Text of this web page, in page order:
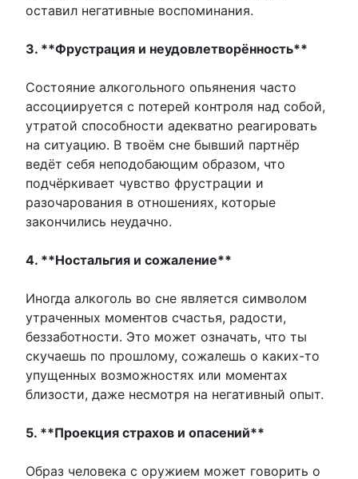
оставил негативные воспоминания.
3. **Фрустрация и неудовлетворённость**
Состояние алкогольного опьянения часто
ассоциируется с потерей контроля над собой,
утратой способности адекватно реагировать
на ситуацию. В твоём сне бывший партнёр
ведёт себя неподобающим образом, что
подчёркивает чувство фрустрации и
разочарования в отношениях, которые
закончились неудачно.
4. **Ностальгия и сожаление**
Иногда алкоголь во сне является символом
утраченных моментов счастья, радости,
беззаботности. Это может означать, что ты
скучаешь по прошлому, сожалешь о каких-то
упущенных возможностях или моментах
близости, даже несмотря на негативный опыт.
5. **Проекция страхов и опасений**
Образ человека с оружием может говорить о